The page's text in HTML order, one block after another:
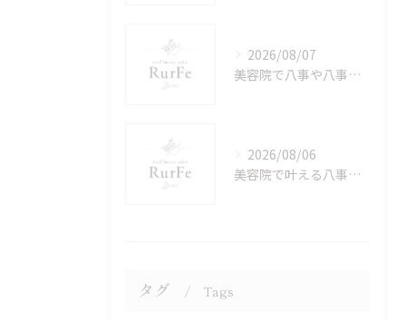
2026/08/07
美容院で八事や八事日赤の女性スタッフのみ隠れ家サロンを安心して選ぶコツ
2026/08/06
美容院で叶える八事日赤透明感カラーと通いやすさの両立ポイントを徹底解説
タグ Tags